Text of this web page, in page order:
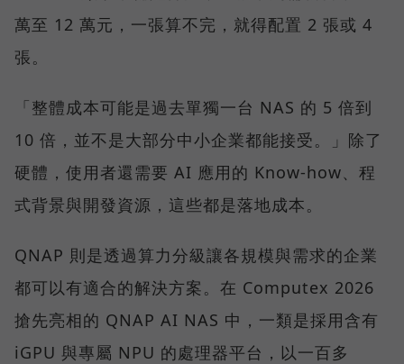
萬至 12 萬元，一張算不完，就得配置 2 張或 4
張。
「整體成本可能是過去單獨一台 NAS 的 5 倍到
10 倍，並不是大部分中小企業都能接受。」除了
硬體，使用者還需要 AI 應用的 Know-how、程
式背景與開發資源，這些都是落地成本。
QNAP 則是透過算力分級讓各規模與需求的企業
都可以有適合的解決方案。在 Computex 2026
搶先亮相的 QNAP AI NAS 中，一類是採用含有
iGPU 與專屬 NPU 的處理器平台，以一百多